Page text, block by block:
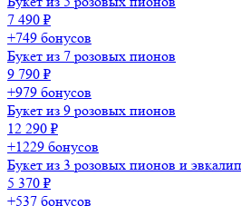
7 490 ₽
+749 бонусов
Букет из 7 розовых пионов
9 790 ₽
+979 бонусов
Букет из 9 розовых пионов
12 290 ₽
+1229 бонусов
Букет из 3 розовых пионов и
5 370 ₽
+537 бонусов